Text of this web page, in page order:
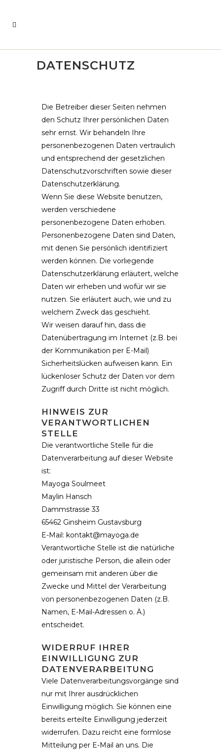
DATENSCHUTZ
Die Betreiber dieser Seiten nehmen
den Schutz Ihrer persönlichen Daten
sehr ernst. Wir behandeln Ihre
personenbezogenen Daten vertraulich
und entsprechend der gesetzlichen
Datenschutzvorschriften sowie dieser
Datenschutzerklärung.
Wenn Sie diese Website benutzen,
werden verschiedene
personenbezogene Daten erhoben.
Personenbezogene Daten sind Daten,
mit denen Sie persönlich identifiziert
werden können. Die vorliegende
Datenschutzerklärung erläutert, welche
Daten wir erheben und wofür wir sie
nutzen. Sie erläutert auch, wie und zu
welchem Zweck das geschieht.
Wir weisen darauf hin, dass die
Datenübertragung im Internet (z.B. bei
der Kommunikation per E-Mail)
Sicherheitslücken aufweisen kann. Ein
lückenloser Schutz der Daten vor dem
Zugriff durch Dritte ist nicht möglich.
HINWEIS ZUR
VERANTWORTLICHEN
STELLE
Die verantwortliche Stelle für die
Datenverarbeitung auf dieser Website
ist:
Mayoga Soulmeet
Maylin Hansch
Dammstrasse 33
65462 Ginsheim Gustavsburg
E-Mail: kontakt@mayoga.de
Verantwortliche Stelle ist die natürliche
oder juristische Person, die allein oder
gemeinsam mit anderen über die
Zwecke und Mittel der Verarbeitung
von personenbezogenen Daten (z.B.
Namen, E-Mail-Adressen o. Ä.)
entscheidet.
WIDERRUF IHRER
EINWILLIGUNG ZUR
DATENVERARBEITUNG
Viele Datenverarbeitungsvorgänge sind
nur mit Ihrer ausdrücklichen
Einwilligung möglich. Sie können eine
bereits erteilte Einwilligung jederzeit
widerrufen. Dazu reicht eine formlose
Mitteilung per E-Mail an uns. Die